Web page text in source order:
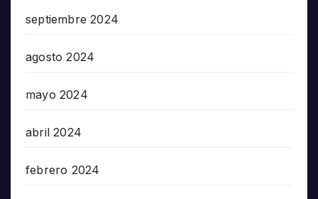
septiembre 2024
agosto 2024
mayo 2024
abril 2024
febrero 2024